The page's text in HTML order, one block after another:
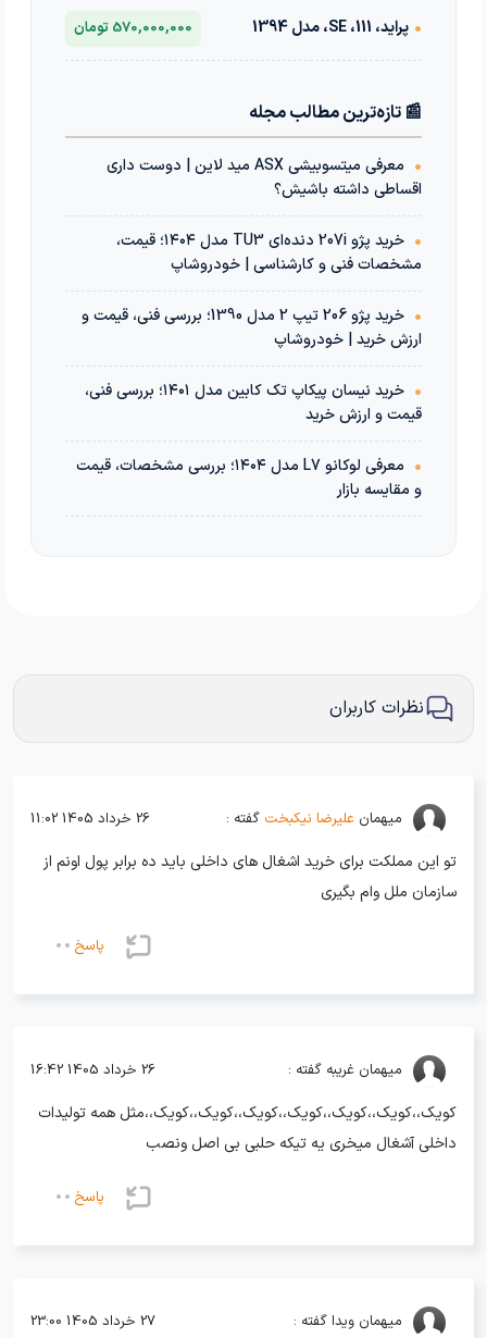
• پراید، 111، SE، مدل 1394 570,000,000 تومان
📰 تازه‌ترین مطالب مجله
•
معرفی میتسوبیشی ASX مید لاین | دوست داری
اقساطی داشته باشیش؟
•
خرید پژو 207i دنده‌ای TU3 مدل ۱۴۰۴؛ قیمت،
مشخصات فنی و کارشناسی | خودروشاپ
•
خرید پژو 206 تیپ 2 مدل 1390؛ بررسی فنی، قیمت و
ارزش خرید | خودروشاپ
•
خرید نیسان پیکاپ تک کابین مدل ۱۴۰۱؛ بررسی فنی،
قیمت و ارزش خرید
•
معرفی لوکانو L7 مدل ۱۴۰۴؛ بررسی مشخصات، قیمت
و مقایسه بازار
نظرات کاربران
میهمان علیرضا نیکبخت گفته : 26 خرداد 1405 11:02
تو این مملکت برای خرید اشغال های داخلی باید ده برابر پول اونم از
سازمان ملل وام بگیری
پاسخ
میهمان غریبه گفته : 26 خرداد 1405 16:42
کویک،،کویک،،کویک،،کویک،،کویک،،کویک،،کویک،،مثل همه تولیدات
داخلی آشغال میخری یه تیکه حلبی بی اصل ونصب
پاسخ
میهمان ویدا گفته : 27 خرداد 1405 23:00